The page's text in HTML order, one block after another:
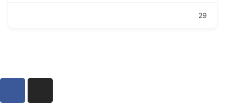
29